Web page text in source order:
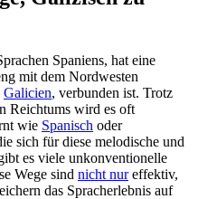
Spaniens, hat eine
mit dem Nordwesten
Galicien, verbunden ist. Trotz
Reichtums wird es oft
wie Spanisch oder
sich für diese melodische und
es viele unkonventionelle
Wege sind nicht nureffektiv,
das Spracherlebnis auf